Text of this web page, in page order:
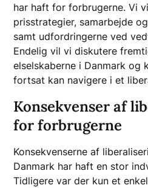
har haft for forbrugerne. Vi
prisstrategier, samarbejde
samt udfordringerne ved
Endelig vil vi diskutere
elselskaberne i Danmark og
fortsat kan navigere i et
Konsekvenser af
for forbrugerne
Konsekvenserne af
Danmark har haft en stor
Tidligere var der kun et